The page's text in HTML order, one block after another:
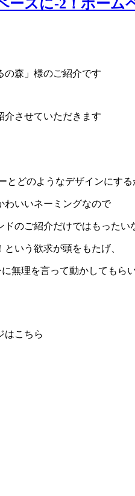
ースに-2！ホーム
の森」様のご紹介です
介させていただきます
とどのようなデザインにする
わいいネーミングなので
のご紹介だけではもったい
いう欲求が頭をもたげ、
無理を言って動かしてもら
はこちら